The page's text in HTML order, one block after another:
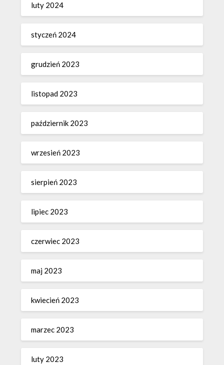
luty 2024
styczeń 2024
grudzień 2023
listopad 2023
październik 2023
wrzesień 2023
sierpień 2023
lipiec 2023
czerwiec 2023
maj 2023
kwiecień 2023
marzec 2023
luty 2023